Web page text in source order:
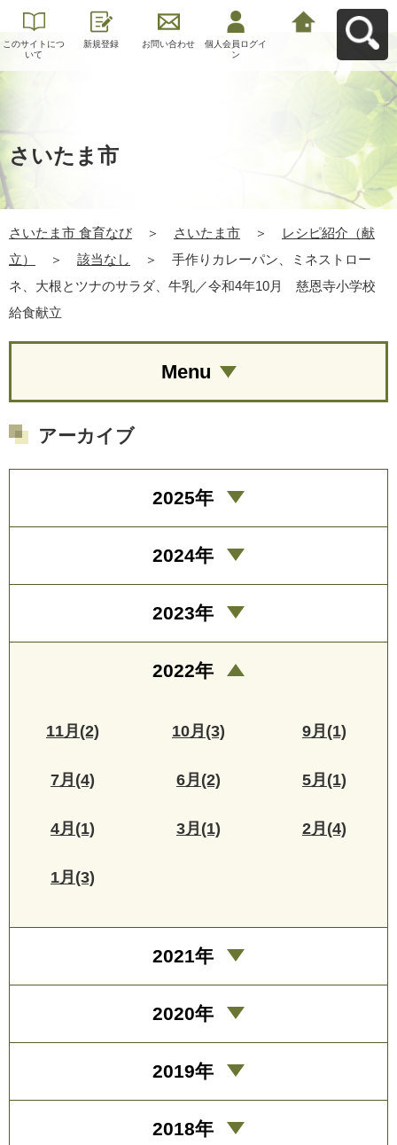
このサイトにつ
いて
新規登録 お問い合わせ
個人会員ログイ
ン
さいたま市
さいたま市 食育なび ＞ さいたま市 ＞
レシピ紹介（献
立）
＞ 該当なし ＞
手作りカレーパン、ミネストロー
ネ、大根とツナのサラダ、牛乳／令和4年10月 慈恩寺小学校
給食献立
Menu
アーカイブ
2025年
2024年
2023年
2022年
11月(2) 10月(3) 9月(1)
7月(4) 6月(2) 5月(1)
4月(1) 3月(1) 2月(4)
1月(3)
2021年
2020年
2019年
2018年